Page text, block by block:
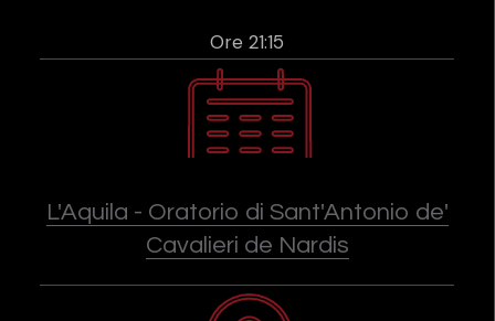
Ore 21:15
L'Aquila - Oratorio di Sant'Antonio de'
Cavalieri de Nardis